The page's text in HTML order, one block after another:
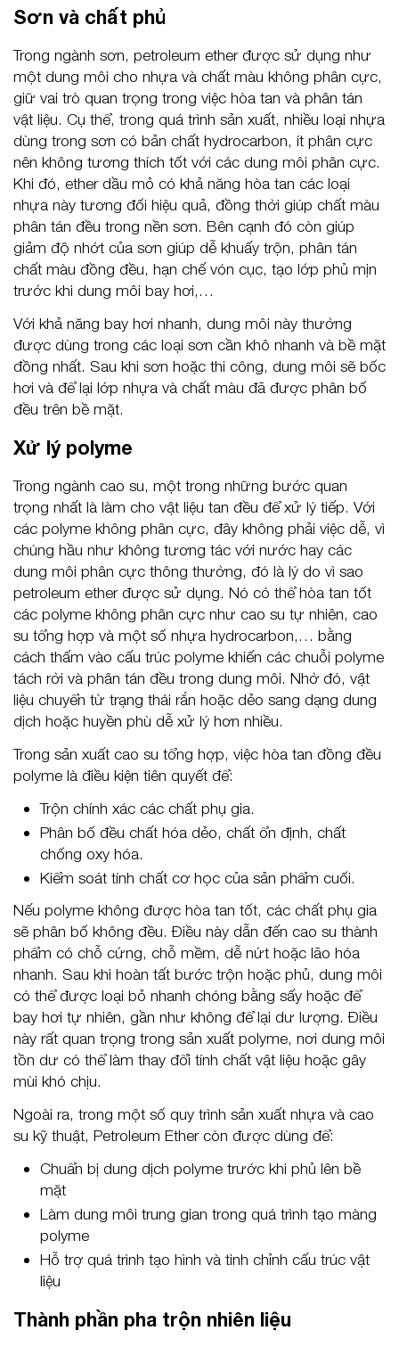
Sơn và chất phủ
Trong ngành sơn, petroleum ether được sử dụng như
một dung môi cho nhựa và chất màu không phân cực,
giữ vai trò quan trọng trong việc hòa tan và phân tán
vật liệu. Cụ thể, trong quá trình sản xuất, nhiều loại nhựa
dùng trong sơn có bản chất hydrocarbon, ít phân cực
nên không tương thích tốt với các dung môi phân cực.
Khi đó, ether dầu mỏ có khả năng hòa tan các loại
nhựa này tương đối hiệu quả, đồng thời giúp chất màu
phân tán đều trong nền sơn. Bên cạnh đó còn giúp
giảm độ nhớt của sơn giúp dễ khuấy trộn, phân tán
chất màu đồng đều, hạn chế vón cục, tạo lớp phủ mịn
trước khi dung môi bay hơi,…
Với khả năng bay hơi nhanh, dung môi này thường
được dùng trong các loại sơn cần khô nhanh và bề mặt
đồng nhất. Sau khi sơn hoặc thi công, dung môi sẽ bốc
hơi và để lại lớp nhựa và chất màu đã được phân bố
đều trên bề mặt.
Xử lý polyme
Trong ngành cao su, một trong những bước quan
trọng nhất là làm cho vật liệu tan đều để xử lý tiếp. Với
các polyme không phân cực, đây không phải việc dễ, vì
chúng hầu như không tương tác với nước hay các
dung môi phân cực thông thường, đó là lý do vì sao
petroleum ether được sử dụng. Nó có thể hòa tan tốt
các polyme không phân cực như cao su tự nhiên, cao
su tổng hợp và một số nhựa hydrocarbon,… bằng
cách thấm vào cấu trúc polyme khiến các chuỗi polyme
tách rời và phân tán đều trong dung môi. Nhờ đó, vật
liệu chuyển từ trạng thái rắn hoặc dẻo sang dạng dung
dịch hoặc huyền phù dễ xử lý hơn nhiều.
Trong sản xuất cao su tổng hợp, việc hòa tan đồng đều
polyme là điều kiện tiên quyết để:
Trộn chính xác các chất phụ gia.
Phân bố đều chất hóa dẻo, chất ổn định, chất
chống oxy hóa.
Kiểm soát tính chất cơ học của sản phẩm cuối.
Nếu polyme không được hòa tan tốt, các chất phụ gia
sẽ phân bố không đều. Điều này dẫn đến cao su thành
phẩm có chỗ cứng, chỗ mềm, dễ nứt hoặc lão hóa
nhanh. Sau khi hoàn tất bước trộn hoặc phủ, dung môi
có thể được loại bỏ nhanh chóng bằng sấy hoặc để
bay hơi tự nhiên, gần như không để lại dư lượng. Điều
này rất quan trọng trong sản xuất polyme, nơi dung môi
tồn dư có thể làm thay đổi tính chất vật liệu hoặc gây
mùi khó chịu.
Ngoài ra, trong một số quy trình sản xuất nhựa và cao
su kỹ thuật, Petroleum Ether còn được dùng để:
Chuẩn bị dung dịch polyme trước khi phủ lên bề
mặt
Làm dung môi trung gian trong quá trình tạo màng
polyme
Hỗ trợ quá trình tạo hình và tinh chỉnh cấu trúc vật
liệu
Thành phần pha trộn nhiên liệu